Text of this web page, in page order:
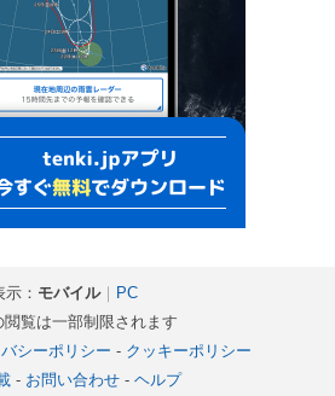
示： モバイル｜ PC
覧は一部制限されます
シーポリシー - クッキーポリシー
- お問い合わせ- ヘルプ